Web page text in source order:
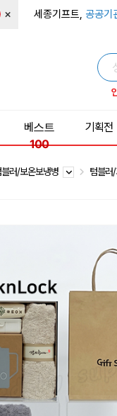
× 세종기프트, 공공기
베스트
100
기획전
블러/보온보냉병 텀블러